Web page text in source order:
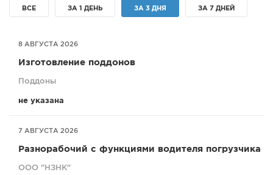
СПРАВКА
ФОТО
ВСЕ ЗА 1 ДЕНЬ ЗА 3 ДНЯ ЗА 7 ДНЕЙ
8 АВГУСТА 2026
Изготовление поддонов
Поддоны
не указана
7 АВГУСТА 2026
Разнорабочий с функциями водителя погрузчика
ООО "НЗНК"